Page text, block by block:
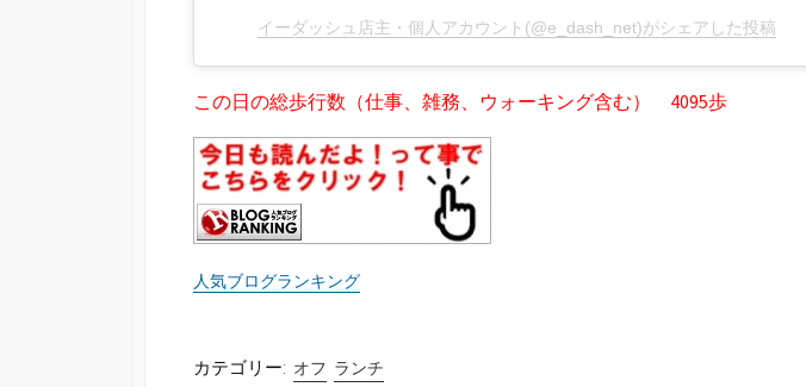
イーダッシュ店主・個人アカウント(@e_dash_net)がシェアした投稿
この日の総歩行数（仕事、雑務、ウォーキング含む） 4095歩
人気ブログランキング
カテゴリー: オフ ランチ